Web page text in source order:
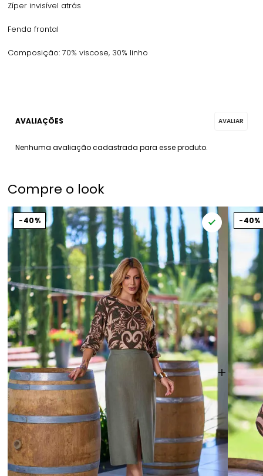
Zíper invisível atrás
Fenda frontal
Composição: 70% viscose, 30% linho
Nenhuma avaliação cadastrada para esse produto.
Compre o look
40% 40%